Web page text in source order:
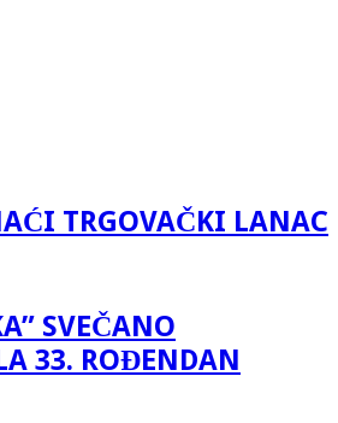
TRGOVAČKI LANAC
SVEČANO
33. ROĐENDAN